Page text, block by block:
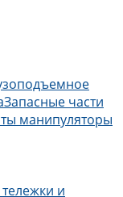
Запасные части
манипуляторы
и